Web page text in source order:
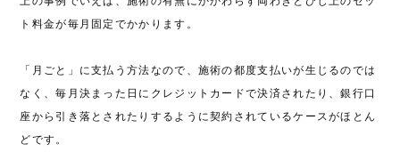
ト料金が毎月固定でかかります。
「月ごと」に支払う方法なので、施術の都度支払いが生じるのでは
なく、毎月決まった日にクレジットカードで決済されたり、銀行口
座から引き落とされたりするように契約されているケースがほとん
どです。